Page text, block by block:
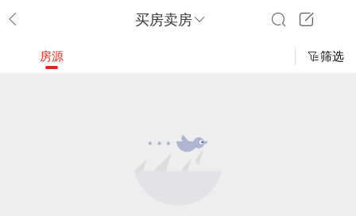
买房卖房
房源 筛选